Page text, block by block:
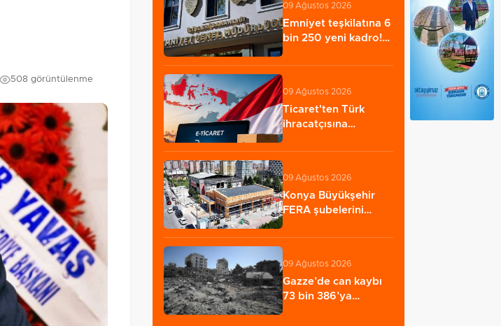
508 görüntülenme
09 Ağustos 2026
Emniyet teşkilatına 6
bin 250 yeni kadro!
09 Ağustos 2026
Ticaret'ten Türk
ihracatçısına
rehberi…
09 Ağustos 2026
Konya Büyükşehir
FERA şubelerini
09 Ağustos 2026
Gazze’de can kaybı
73 bin 386’ya